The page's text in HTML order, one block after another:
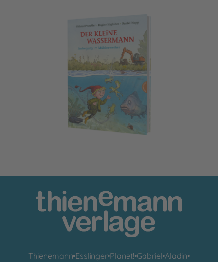
Der kleine Wassermann: Aufregung im Mühlenweiher
Thienemann•Esslinger•Planet!•Gabriel•Aladin•